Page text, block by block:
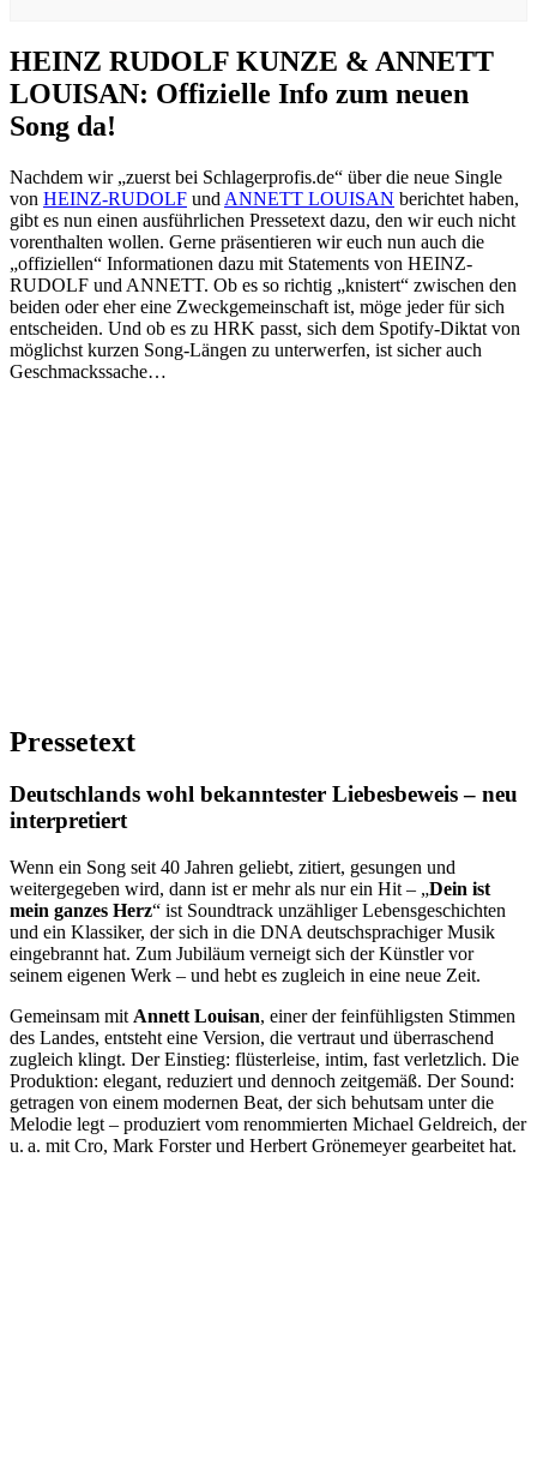
HEINZ RUDOLF KUNZE & ANNETT
LOUISAN: Offizielle Info zum neuen
Song da!
Nachdem wir „zuerst bei Schlagerprofis.de“ über die neue Single
von HEINZ-RUDOLF und ANNETT LOUISAN berichtet haben,
gibt es nun einen ausführlichen Pressetext dazu, den wir euch nicht
vorenthalten wollen. Gerne präsentieren wir euch nun auch die
„offiziellen“ Informationen dazu mit Statements von HEINZ-
RUDOLF und ANNETT. Ob es so richtig „knistert“ zwischen den
beiden oder eher eine Zweckgemeinschaft ist, möge jeder für sich
entscheiden. Und ob es zu HRK passt, sich dem Spotify-Diktat von
möglichst kurzen Song-Längen zu unterwerfen, ist sicher auch
Geschmackssache…
Pressetext
Deutschlands wohl bekanntester Liebesbeweis – neu
interpretiert
Wenn ein Song seit 40 Jahren geliebt, zitiert, gesungen und
weitergegeben wird, dann ist er mehr als nur ein Hit – „Dein ist
mein ganzes Herz“ ist Soundtrack unzähliger Lebensgeschichten
und ein Klassiker, der sich in die DNA deutschsprachiger Musik
eingebrannt hat. Zum Jubiläum verneigt sich der Künstler vor
seinem eigenen Werk – und hebt es zugleich in eine neue Zeit.
Gemeinsam mit Annett Louisan, einer der feinfühligsten Stimmen
des Landes, entsteht eine Version, die vertraut und überraschend
zugleich klingt. Der Einstieg: flüsterleise, intim, fast verletzlich. Die
Produktion: elegant, reduziert und dennoch zeitgemäß. Der Sound:
getragen von einem modernen Beat, der sich behutsam unter die
Melodie legt – produziert vom renommierten Michael Geldreich, der
u. a. mit Cro, Mark Forster und Herbert Grönemeyer gearbeitet hat.